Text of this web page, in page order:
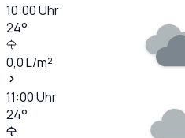
10:00Uhr
24°
0,0L/m²
11:00Uhr
24°